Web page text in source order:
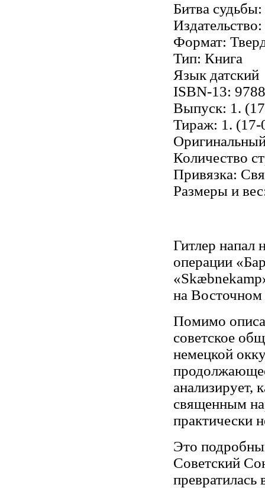
Битва
Формат:
Тип: Книга
Язык датский
ISBN-13:
Выпуск: 1.
Тираж: 1. (17-
Количество
Привязка:
Размеры и
Гитлер напал
операции
на Восточном
Помимо
советское
немецкой
анализирует,
священным
практически
Это
Советский
превратилась